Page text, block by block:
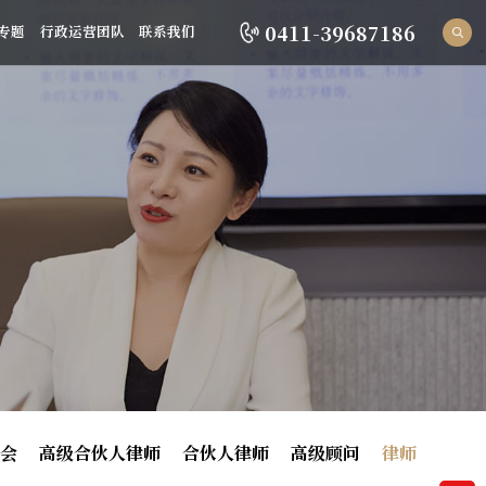
题 行政运营团队 联系我们 0411-39687186
高级合伙人律师 合伙人律师 高级顾问 律师